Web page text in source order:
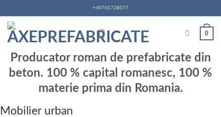
to
content
+40761728077
0
Producator roman de prefabricate din
beton. 100 % capital romanesc, 100 %
materie prima din Romania.
Mobilier urban